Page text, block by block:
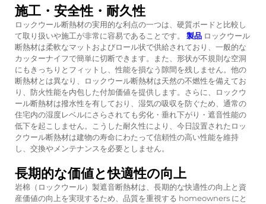
施工・安全性・耐久性
ロックウール断熱材の実用的な利点の一つは、硬質ボードと比較し
て取り扱いや施工が非常に容易であることです。 製品 ロックウール
断熱材は柔軟なマットおよびロール状で供給されており、一般的な
カッターナイフで簡単に切断できます。また、形状が不規則な空洞
にもきっちりとフィットし、性能を損なう隙間を残しません。他の
断熱材とは異なり、ロックウール断熱材は天然の不燃性を備えてお
り、防火性能を内包した付加価値を提供します。さらに、ロックウ
ール断熱材は撥水性を有しており、湿気の吸収を防ぐため、通常の
住宅内の湿度レベルにさらされても劣化・垂れ下がり・遮音性能の
低下を起こしません。こうした耐久性により、今日設置されたロッ
クウール断熱材は建物の寿命にわたって信頼性の高い性能を維持
し、交換やメンテナンスを必要としません。
長期的な価値と快適性の向上
岩棉（ロックウール）製遮音断熱材は、長期的な快適性の向上と資
産価値の向上を実現するため、品質を重視する homeowners にと